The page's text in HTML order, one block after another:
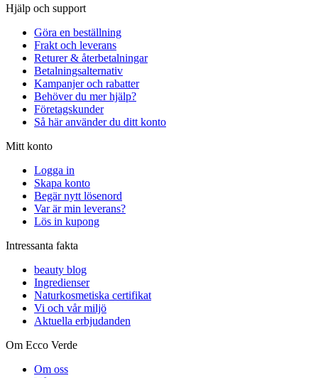
Hjälp och support
Göra en beställning
Frakt och leverans
Returer & återbetalningar
Betalningsalternativ
Kampanjer och rabatter
Behöver du mer hjälp?
Företagskunder
Så här använder du ditt konto
Mitt konto
Logga in
Skapa konto
Begär nytt lösenord
Var är min leverans?
Lös in kupong
Intressanta fakta
beauty blog
Ingredienser
Naturkosmetiska certifikat
Vi och vår miljö
Aktuella erbjudanden
Om Ecco Verde
Om oss